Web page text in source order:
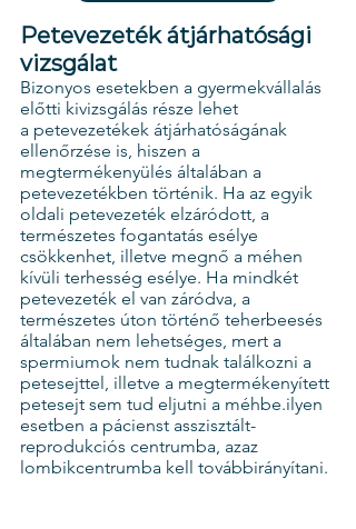
Petevezeték átjárhatósági
vizsgálat
Bizonyos esetekben a gyermekvállalás
előtti kivizsgálás része lehet
a petevezetékek átjárhatóságának
ellenőrzése is, hiszen a
megtermékenyülés általában a
petevezetékben történik. Ha az egyik
oldali petevezeték elzáródott, a
természetes fogantatás esélye
csökkenhet, illetve megnő a méhen
kívüli terhesség esélye. Ha mindkét
petevezeték el van záródva, a
természetes úton történő teherbeesés
általában nem lehetséges, mert a
spermiumok nem tudnak találkozni a
petesejttel, illetve a megtermékenyített
petesejt sem tud eljutni a méhbe.ilyen
esetben a pácienst asszisztált-
reprodukciós centrumba, azaz
lombikcentrumba kell továbbirányítani.